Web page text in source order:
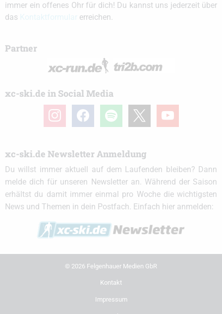
immer ein offenes Ohr für dich! Du kannst uns jederzeit über
das
erreichen.
Partner
xc-ski.de in Social Media
instagramfacebook spotify youtube
xc-ski.de Newsletter Anmeldung
Du willst immer aktuell auf dem Laufenden bleiben? Dann
melde dich für unseren Newsletter an. Während der Saison
erhältst du damit immer einmal pro Woche die wichtigsten
News und Themen in dein Postfach. Einfach hier anmelden:
© 2026 Felgenhauer Medien GbR
Kontakt
Impressum